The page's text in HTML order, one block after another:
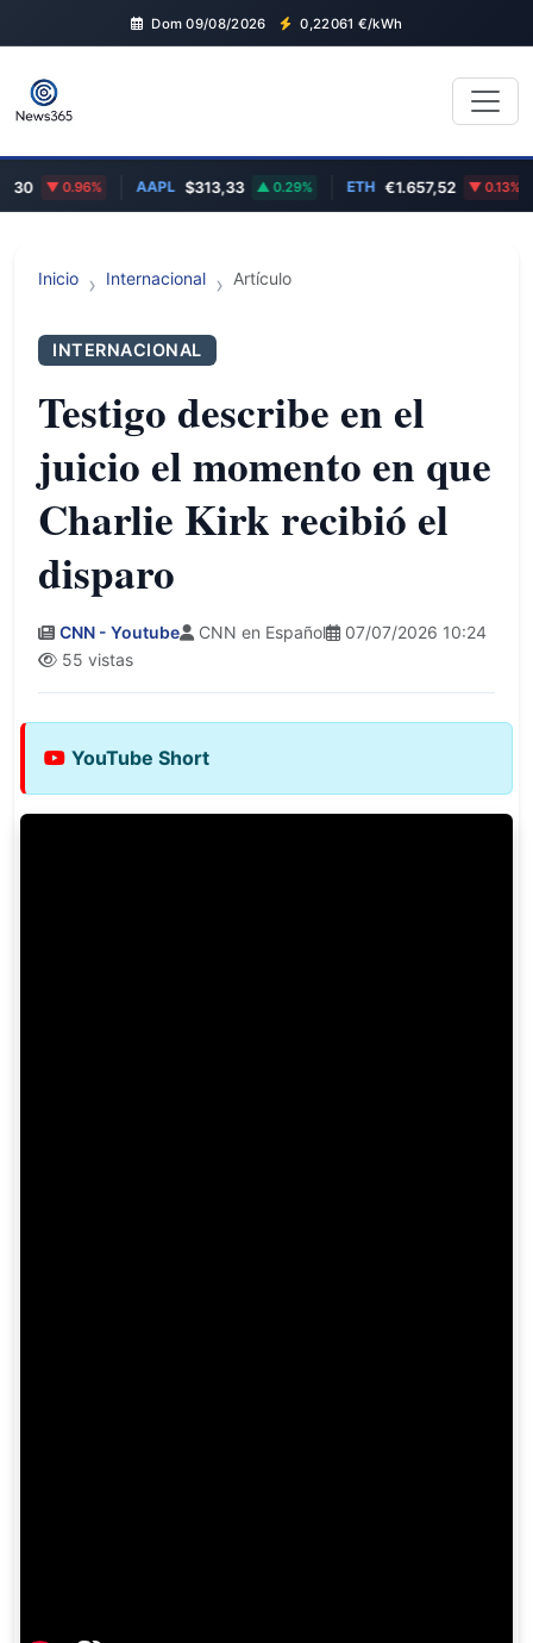
Dom 09/08/2026 0,22061 €/kWh
0.96% AAPL $313,33 0.29% ETH €1.657,52 0.13%
Inicio Internacional Artículo
INTERNACIONAL
Testigo describe en el
juicio el momento en que
Charlie Kirk recibió el
disparo
CNN - Youtube CNN en Español
07/07/2026 10:24
55 vistas
YouTube Short